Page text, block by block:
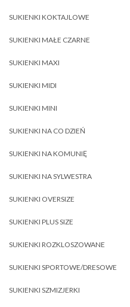
SUKIENKI KOKTAJLOWE
SUKIENKI MAŁE CZARNE
SUKIENKI MAXI
SUKIENKI MIDI
SUKIENKI MINI
SUKIENKI NA CO DZIEŃ
SUKIENKI NA KOMUNIĘ
SUKIENKI NA SYLWESTRA
SUKIENKI OVERSIZE
SUKIENKI PLUS SIZE
SUKIENKI ROZKLOSZOWANE
SUKIENKI SPORTOWE/DRESOWE
SUKIENKI SZMIZJERKI